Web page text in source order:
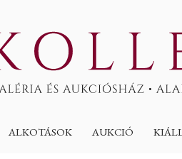
ALKOTÁSOK AUKCIÓ